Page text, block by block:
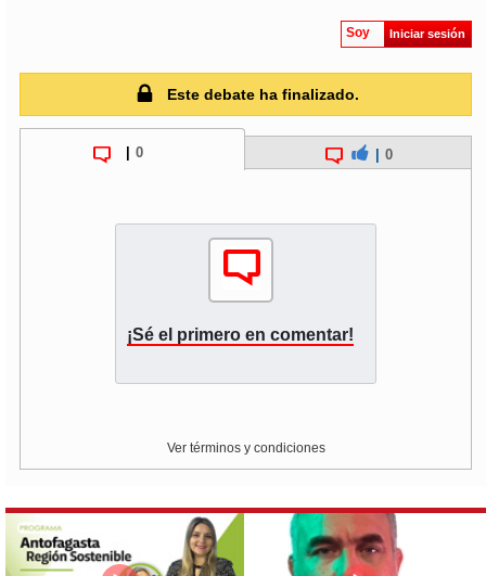
Soy Iniciar sesión
Este debate ha finalizado.
0 0
¡Sé el primero en comentar!
Ver términos y condiciones